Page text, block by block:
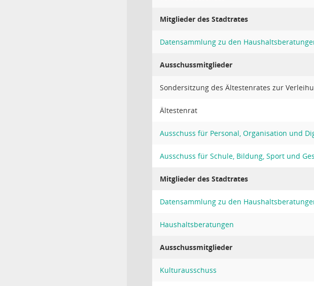
Mitglieder des Stadtrates
Datensammlung zu den
Ausschussmitglieder
Sondersitzung des Ältestenrates zur
Ältestenrat
Ausschuss für Personal, Organisation und
Ausschuss für Schule, Bildung, Sport und
Mitglieder des Stadtrates
Datensammlung zu den
Haushaltsberatungen
Ausschussmitglieder
Kulturausschuss